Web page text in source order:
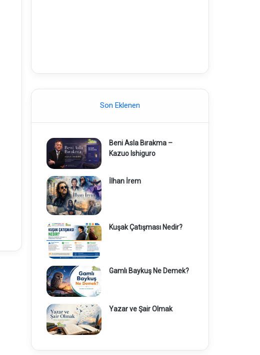
Son Eklenen
Beni Asla Bırakma –
Kazuo Ishiguro
İlhan İrem
Kuşak Çatışması Nedir?
Gamlı Baykuş Ne Demek?
Yazar ve Şair Olmak